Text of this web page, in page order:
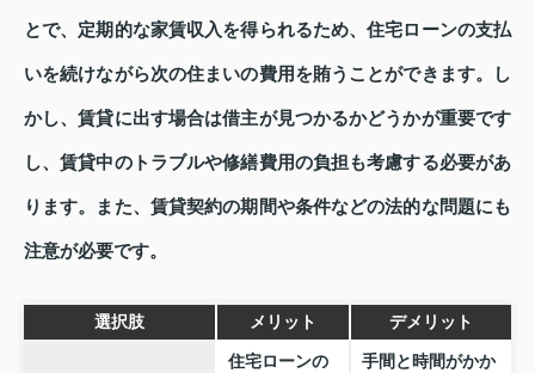
とで、定期的な家賃収入を得られるため、住宅ローンの支払
いを続けながら次の住まいの費用を賄うことができます。し
かし、賃貸に出す場合は借主が見つかるかどうかが重要です
し、賃貸中のトラブルや修繕費用の負担も考慮する必要があ
ります。また、賃貸契約の期間や条件などの法的な問題にも
注意が必要です。
選択肢 メリット デメリット
住宅ローンの
手間と時間がかか